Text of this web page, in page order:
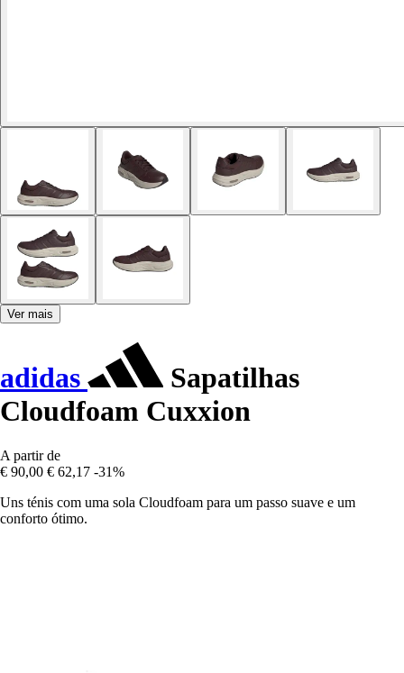
Ver mais
adidas
Sapatilhas
Cloudfoam Cuxxion
A partir de
€ 90,00 € 62,17 -31%
Uns ténis com uma sola Cloudfoam para um passo suave e um
conforto ótimo.